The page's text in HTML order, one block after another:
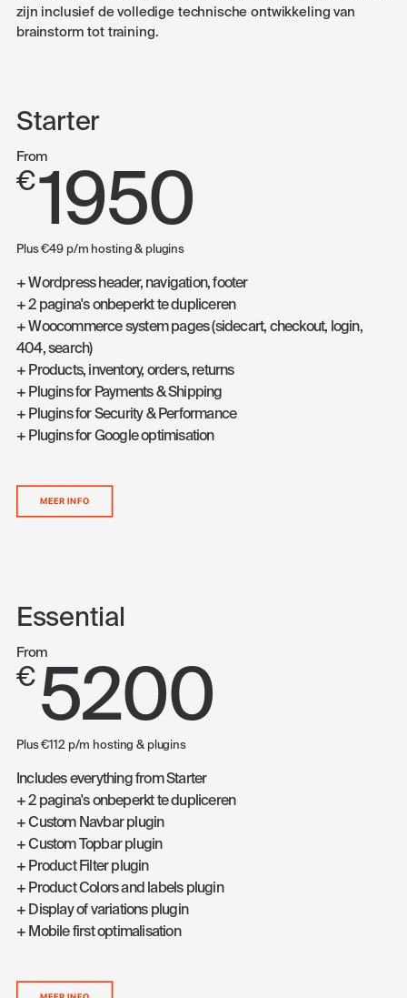
zijn inclusief de volledige technische ontwikkeling van
brainstorm tot training.
Starter
From
€1950
Plus €49 p/m hosting & plugins
+ Wordpress header, navigation, footer
+ 2 pagina's onbeperkt te dupliceren
+ Woocommerce system pages (sidecart, checkout, login,
404, search)
+ Products, inventory, orders, returns
+ Plugins for Payments & Shipping
+ Plugins for Security & Performance
+ Plugins for Google optimisation
MEER INFO
Essential
From
€ 5200
Plus €112 p/m hosting & plugins
Includes everything from Starter
+ 2 pagina's onbeperkt te dupliceren
+ Custom Navbar plugin
+ Custom Topbar plugin
+ Product Filter plugin
+ Product Colors and labels plugin
+ Display of variations plugin
+ Mobile first optimalisation